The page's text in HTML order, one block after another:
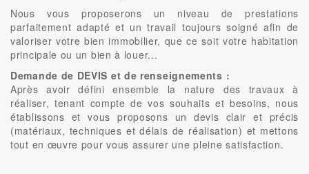
Nous vous proposerons un niveau de prestations
parfaitement adapté et un travail toujours soigné afin de
valoriser votre bien immobilier, que ce soit votre habitation
principale ou un bien à louer...
Demande de DEVIS et de renseignements :
Après avoir défini ensemble la nature des travaux à
réaliser, tenant compte de vos souhaits et besoins, nous
établissons et vous proposons un devis clair et précis
(matériaux, techniques et délais de réalisation) et mettons
tout en œuvre pour vous assurer une pleine satisfaction.